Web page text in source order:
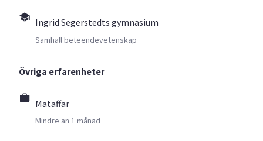
Ingrid Segerstedts gymnasium
Samhäll beteendevetenskap
Övriga erfarenheter
Mataffär
Mindre än 1 månad